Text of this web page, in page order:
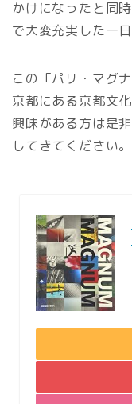
かけになったと同
で大変充実した一日
この「パリ・マグ
京都にある京都文
興味がある方は是
してきてください。